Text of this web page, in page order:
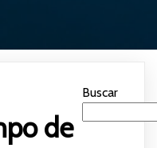
de
Buscar